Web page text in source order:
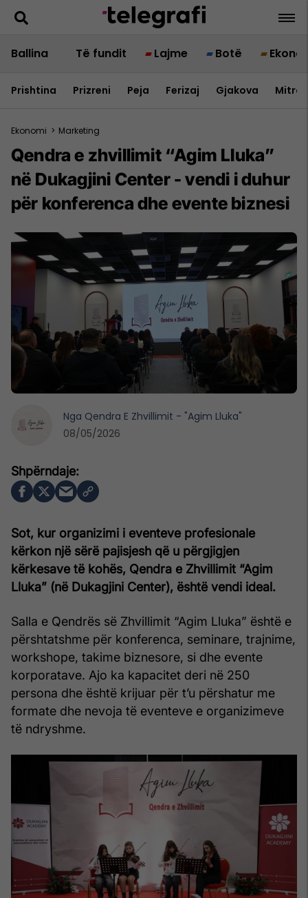
Ballina Të fundit Lajme Botë
Prishtina Prizreni Peja Ferizaj Gjakova
Ekonomi > Marketing
Qendra e zhvillimit “Agim Lluka”
në Dukagjini Center - vendi i duhur
për konferenca dhe evente biznesi
Sot, kur organizimi i eventeve profesionale
kërkon një sërë pajisjesh që u përgjigjen
kërkesave të kohës, Qendra e Zhvillimit “Agim
Lluka” (në Dukagjini Center), është vendi ideal.
Salla e Qendrës së Zhvillimit “Agim Lluka” është e
përshtatshme për konferenca, seminare, trajnime,
workshope, takime biznesore, si dhe evente
korporatave. Ajo ka kapacitet deri në 250
persona dhe është krijuar për t’u përshatur me
formate dhe nevoja të eventeve e organizimeve
të ndryshme.
Nga Qendra E Zhvillimit - "Agim Lluka"
08/05/2026